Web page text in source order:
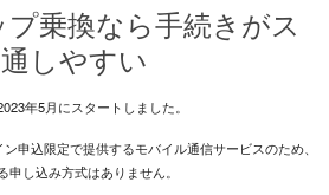
乗換なら手続きがス
しやすい
年5月にスタートしました。
申込限定で提供するモバイル通信サービスのため、
し込み方式はありません。